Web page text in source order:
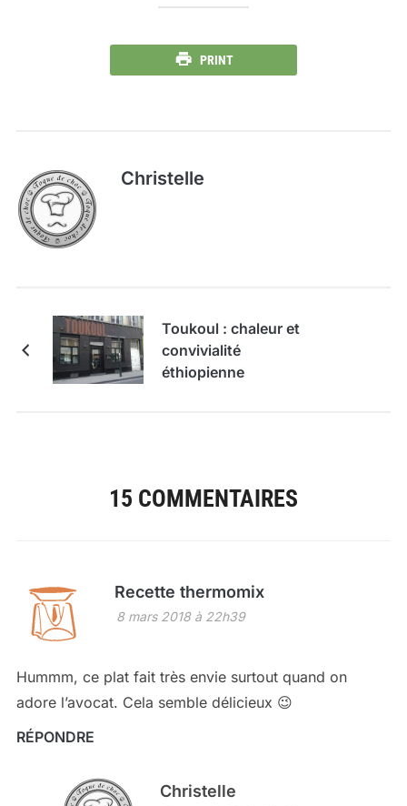
PRINT
Christelle
Toukoul : chaleur et
convivialité
éthiopienne
15 COMMENTAIRES
Recette thermomix
8 mars 2018 à 22h39
Hummm, ce plat fait très envie surtout quand on
adore l’avocat. Cela semble délicieux 😉
RÉPONDRE
Christelle